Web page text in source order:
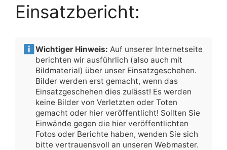
Einsatzbericht:
Wichtiger Hinweis: Auf unserer Internetseite
berichten wir ausführlich (also auch mit
Bildmaterial) über unser Einsatzgeschehen.
Bilder werden erst gemacht, wenn das
Einsatzgeschehen dies zulässt! Es werden
keine Bilder von Verletzten oder Toten
gemacht oder hier veröffentlicht! Sollten Sie
Einwände gegen die hier veröffentlichten
Fotos oder Berichte haben, wenden Sie sich
bitte vertrauensvoll an unseren Webmaster.